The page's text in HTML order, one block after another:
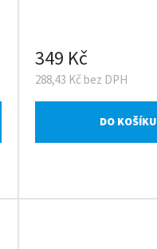
288,43 Kč bez DPH
349 Kč
DO KOŠÍKU